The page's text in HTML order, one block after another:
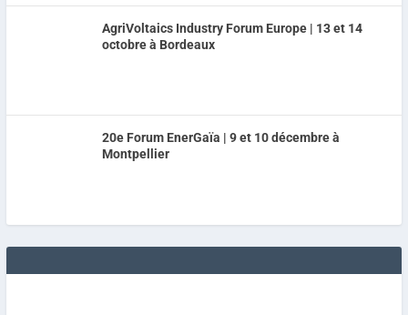
AgriVoltaics Industry Forum Europe | 13 et 14
octobre à Bordeaux
20e Forum EnerGaïa | 9 et 10 décembre à
Montpellier